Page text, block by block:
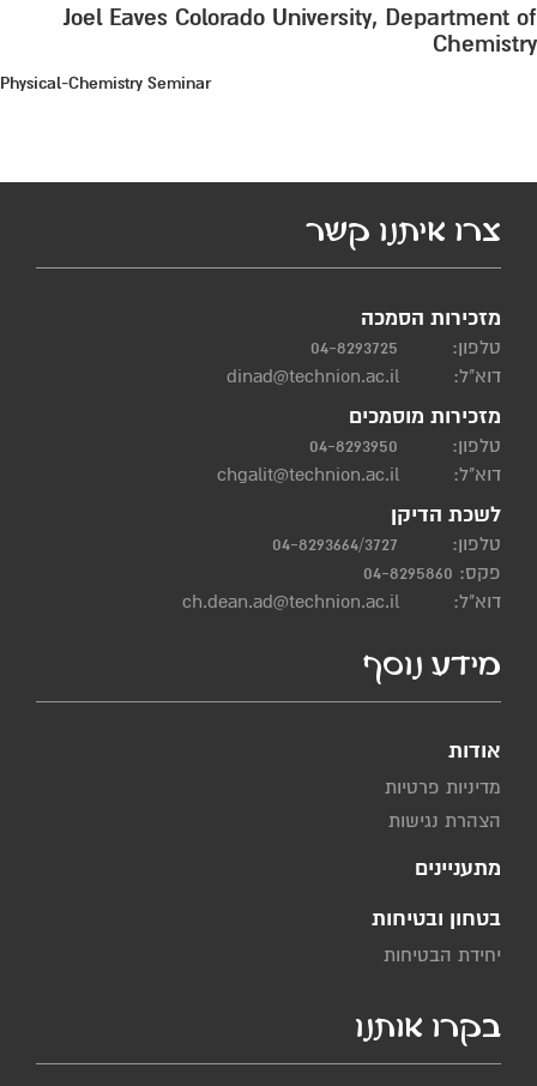
Joel Eaves Colorado University, Department of
Chemistry
Physical-Chemistry Seminar
צרו איתנו קשר
מזכירות הסמכה
טלפון:
04-8293725
דוא"ל:
dinad@technion.ac.il
מזכירות מוסמכים
טלפון:
04-8293950
דוא"ל:
chgalit@technion.ac.il
לשכת הדיקן
טלפון:
04-8293664/3727
פקס: 04-8295860
דוא"ל:
ch.dean.ad@technion.ac.il
מידע נוסף
אודות
מדיניות פרטיות
הצהרת נגישות
מתעניינים
בטחון ובטיחות
יחידת הבטיחות
בקרו אותנו